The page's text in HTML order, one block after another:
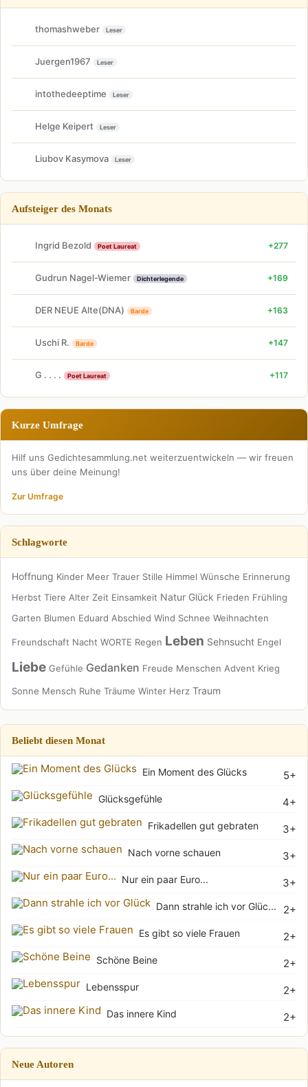
thomashweber Leser
Juergen1967 Leser
intothedeeptime Leser
Helge Keipert Leser
Liubov Kasymova Leser
Aufsteiger des Monats
Ingrid Bezold Poet Laureat +277
Gudrun Nagel-Wiemer Dichterlegende +169
DER NEUE Alte(DNA) Barde +163
Uschi R. Barde +147
G . . . . Poet Laureat +117
Kurze Umfrage
Hilf uns Gedichtesammlung.net weiterzuentwickeln — wir freuen
uns über deine Meinung!
Zur Umfrage
Schlagworte
Hoffnung Kinder Meer Trauer Stille Himmel Wünsche Erinnerung
Herbst Tiere Alter Zeit Einsamkeit Natur Glück Frieden Frühling
Garten Blumen Eduard Abschied Wind Schnee Weihnachten
Freundschaft Nacht WORTE Regen Leben Sehnsucht Engel
Liebe Gefühle Gedanken Freude Menschen Advent Krieg
Sonne Mensch Ruhe Träume Winter Herz Traum
Beliebt diesen Monat
5+
Ein Moment des Glücks
4+
Glücksgefühle
3+
Frikadellen gut gebraten
3+
Nach vorne schauen
3+
Nur ein paar Euro...
2+
Dann strahle ich vor Glüc...
2+
Es gibt so viele Frauen
2+
Schöne Beine
2+
Lebensspur
2+
Das innere Kind
Neue Autoren